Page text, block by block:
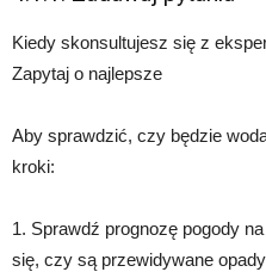
Kiedy skonsultujesz się z
Zapytaj o najlepsze
Aby sprawdzić, czy będzie
kroki:
1. Sprawdź prognozę pogody
się, czy są przewidywane